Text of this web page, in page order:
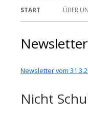
Primäres
START ÜBER
Newsletter vom
Nicht